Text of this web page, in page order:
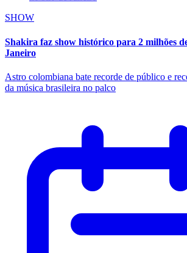
SHOW
Shakira faz show histórico para 2 milhões
Janeiro
Astro colombiana bate recorde de público e
da música brasileira no palco